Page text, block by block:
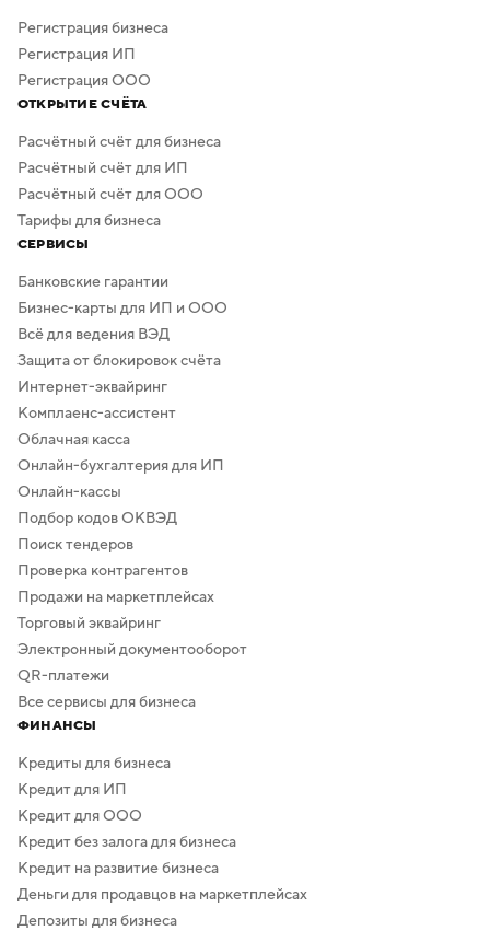
Регистрация бизнеса
Регистрация ИП
Регистрация ООО
ОТКРЫТИЕ СЧЁТА
Расчётный счёт для бизнеса
Расчётный счёт для ИП
Расчётный счёт для ООО
Тарифы для бизнеса
СЕРВИСЫ
Банковские гарантии
Бизнес-карты для ИП и ООО
Всё для ведения ВЭД
Защита от блокировок счёта
Интернет-эквайринг
Комплаенс-ассистент
Облачная касса
Онлайн-бухгалтерия для ИП
Онлайн-кассы
Подбор кодов ОКВЭД
Поиск тендеров
Проверка контрагентов
Продажи на маркетплейсах
Торговый эквайринг
Электронный документооборот
QR-платежи
Все сервисы для бизнеса
ФИНАНСЫ
Кредиты для бизнеса
Кредит для ИП
Кредит для ООО
Кредит без залога для бизнеса
Кредит на развитие бизнеса
Деньги для продавцов на маркетплейсах
Депозиты для бизнеса